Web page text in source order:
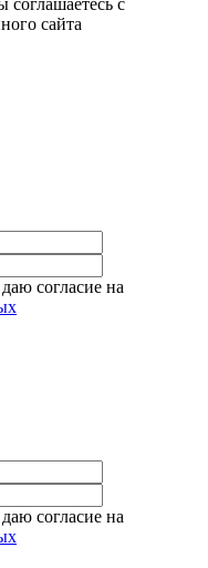
сайта
согласие на
согласие на